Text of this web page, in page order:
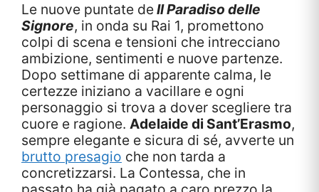
Le nuove puntate deIl Paradiso delle
Signore, in onda su Rai 1, promettono
colpi di scena e tensioni che intrecciano
ambizione, sentimenti e nuove partenze.
Dopo settimane di apparente calma, le
certezze iniziano a vacillare e ogni
personaggio si trova a dover scegliere tra
cuore e ragione. Adelaide di Sant’Erasmo,
sempre elegante e sicura di sé, avverte un
brutto presagio che non tarda a
concretizzarsi. La Contessa, che in